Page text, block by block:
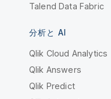
Talend Data Fabric
分析と AI
Qlik Cloud Analytics
Qlik Answers
Qlik Predict